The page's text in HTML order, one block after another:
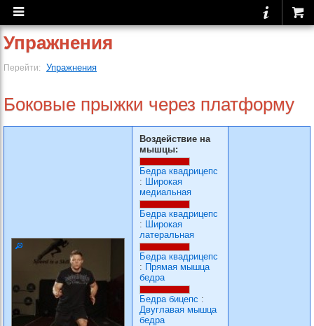
Упражнения
Перейти: Упражнения
Боковые прыжки через платформу
Воздействие на
мышцы:
Бедра квадрицепс
: Широкая
медиальная
Бедра квадрицепс
: Широкая
латеральная
Бедра квадрицепс
: Прямая мышца
бедра
Бедра бицепс :
Двуглавая мышца
бедра